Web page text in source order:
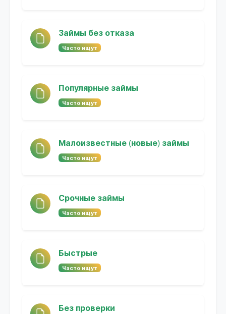
Займы без отказа
Часто ищут
Популярные займы
Часто ищут
Малоизвестные (новые) займы
Часто ищут
Срочные займы
Часто ищут
Быстрые
Часто ищут
Без проверки